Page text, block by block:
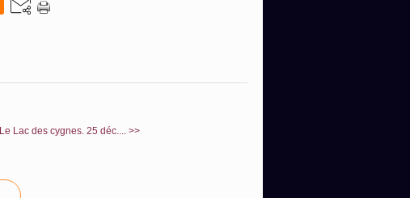
Le Lac des cygnes. 25 déc.... >>